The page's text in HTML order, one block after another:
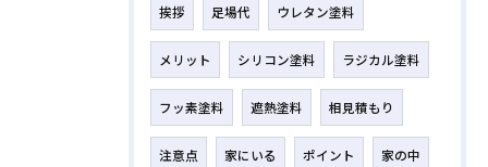
挨拶 足場代 ウレタン塗料
メリット シリコン塗料 ラジカル塗料
フッ素塗料 遮熱塗料 相見積もり
注意点 家にいる ポイント 家の中